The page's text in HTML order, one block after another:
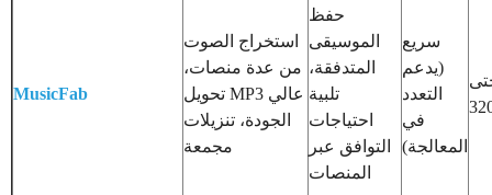
MusicFab
استخراج الصوت
من عدة منصات،
تحويل MP3 عالي
الجودة، تنزيلات
مجمعة
حفظ
الموسيقى
المتدفقة،
تلبية
احتياجات
التوافق عبر
المنصات
سريع
(يدعم
التعدد
في
المعالجة)